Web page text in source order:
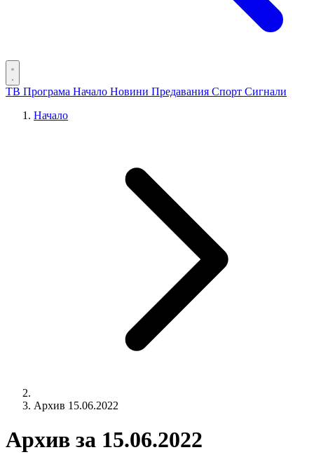
ТВ Програма Начало Новини Предавания Спорт Сигнали
Начало
Архив 15.06.2022
Архив за 15.06.2022